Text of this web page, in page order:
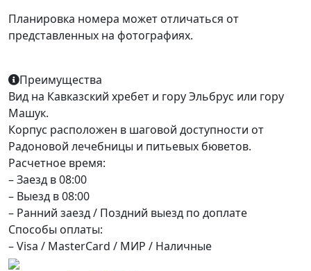
Планировка номера может отличаться от
представленных на фотографиях.
Преимущества
Вид на Кавказский хребет и гору Эльбрус или гору
Машук.
Корпус расположен в шаговой доступности от
Радоновой лечебницы и питьевых бюветов.
Расчетное время:
– Заезд в 08:00
– Выезд в 08:00
– Ранний заезд / Поздний выезд по доплате
Способы оплаты:
– Visa / MasterCard / МИР / Наличные